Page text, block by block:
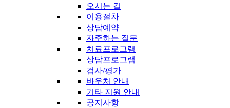
오시는 길
이용절차
상담예약
자주하는 질문
치료프로그램
상담프로그램
검사/평가
바우처 안내
기타 지원 안내
공지사항